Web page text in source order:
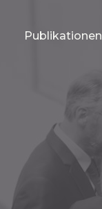
Publikationen